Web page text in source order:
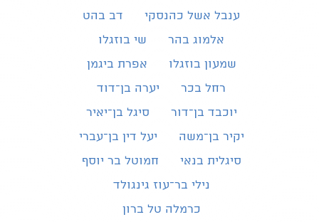
ענבל אשל כהנסקי
דב בהט
אלמוג בהר
שי בוזגלו
שמעון בוזגלו
אפרת ביגמן
רחל בכר
יערה בן־דוד
יוכבד בן־דור
סיגל בן־יאיר
יקיר בן־משה
יעל דין בן־עברי
סיגלית בנאי
חמוטל בר יוסף
נילי בר־עוז גינגולד
כרמלה טל ברון